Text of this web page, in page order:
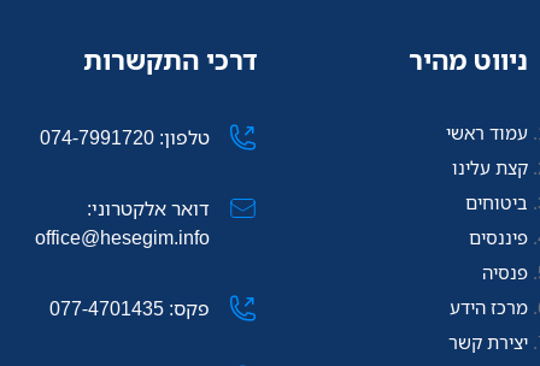
ניווט מהיר
עמוד ראשי
קצת עלינו
ביטוחים
פיננסים
פנסיה
מרכז הידע
יצירת קשר
דרכי התקשרות
טלפון: 074-7991720
דואר אלקטרוני:
office@hesegim.info
פקס: 077-4701435